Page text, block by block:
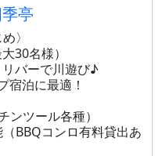
亭
〉
30名様）
バーで川遊び♪
泊に最適！
ンツール各種）
BBQコンロ有料貸出あ